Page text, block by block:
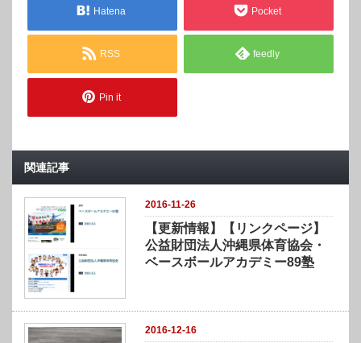
共
有
い
ド
き
ま
す
)
る
に
は
ク
リ
ッ
し
く
だ
さ
し
ィ
ド
ウ
で
す
)
Hatena Pocket
RSS feedly
Pin it
関連記事
2016-11-26
【更新情報】【リンクページ】
公益財団法人沖縄県体育協会・
ベースボールアカデミー89塾
2016-12-16